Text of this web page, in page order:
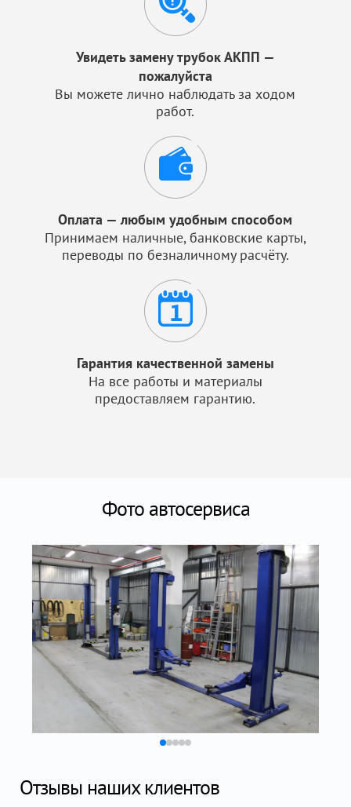
Увидеть замену трубок АКПП —
пожалуйста
Вы можете лично наблюдать за ходом
работ.
Оплата — любым удобным способом
Принимаем наличные, банковские карты,
переводы по безналичному расчёту.
Гарантия качественной замены
На все работы и материалы
предоставляем гарантию.
Фото автосервиса
Отзывы наших клиентов